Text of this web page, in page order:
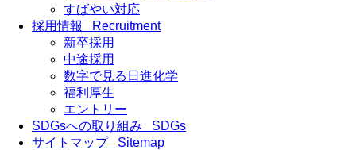
すばやい対応
採用情報
Recruitment
新卒採用
中途採用
数字で見る日進化学
福利厚生
エントリー
SDGsへの取り組み SDGs
サイトマップ Sitemap